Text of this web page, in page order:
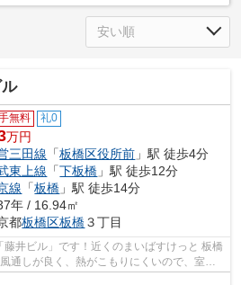
無料 礼0
万円
三田線 「板橋区役所前 」駅 徒歩4分
東上線 「下板橋 」駅 徒歩12分
線 「板橋 」駅 徒歩14分
年 / 16.94㎡
都板橋区板橋３丁目
井ビル」です！近くのまいばすけっと 板橋
通しが良く、熱がこもりにくいので、室内
マン...